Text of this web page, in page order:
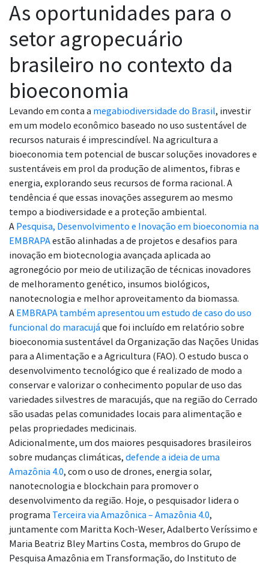
As oportunidades para o
setor agropecuário
brasileiro no contexto da
bioeconomia
Levando em conta a megabiodiversidade do Brasil, investir
em um modelo econômico baseado no uso sustentável de
recursos naturais é imprescindível. Na agricultura a
bioeconomia tem potencial de buscar soluções inovadores e
sustentáveis em prol da produção de alimentos, fibras e
energia, explorando seus recursos de forma racional. A
tendência é que essas inovações assegurem ao mesmo
tempo a biodiversidade e a proteção ambiental.
A Pesquisa, Desenvolvimento e Inovação em bioeconomia na
EMBRAPAestão alinhadas a de projetos e desafios para
inovação em biotecnologia avançada aplicada ao
agronegócio por meio de utilização de técnicas inovadores
de melhoramento genético, insumos biológicos,
nanotecnologia e melhor aproveitamento da biomassa.
A EMBRAPA também apresentou um estudo de caso do uso
funcional do maracujá que foi incluído em relatório sobre
bioeconomia sustentável da Organização das Nações Unidas
para a Alimentação e a Agricultura (FAO). O estudo busca o
desenvolvimento tecnológico que é realizado de modo a
conservar e valorizar o conhecimento popular de uso das
variedades silvestres de maracujás, que na região do Cerrado
são usadas pelas comunidades locais para alimentação e
pelas propriedades medicinais.
Adicionalmente, um dos maiores pesquisadores brasileiros
sobre mudanças climáticas, defende a ideia de uma
Amazônia 4.0, com o uso de drones, energia solar,
nanotecnologia e blockchain para promover o
desenvolvimento da região. Hoje, o pesquisador lidera o
programa Terceira via Amazônica – Amazônia 4.0,
juntamente com Maritta Koch-Weser, Adalberto Veríssimo e
Maria Beatriz Bley Martins Costa, membros do Grupo de
Pesquisa Amazônia em Transformação, do Instituto de